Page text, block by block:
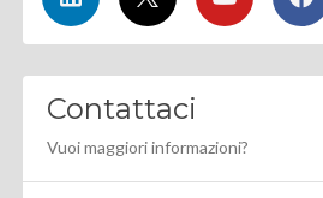
Contattaci
Vuoi maggiori informazioni?